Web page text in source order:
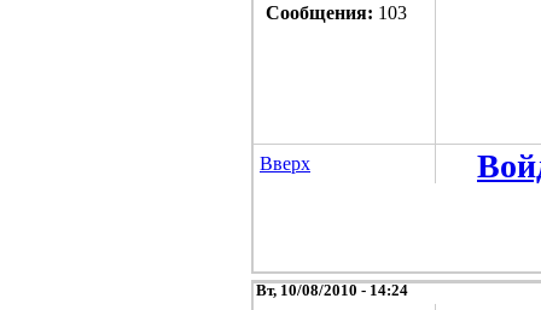
Сообщения: 103
Вверх
Вт, 10/08/2010 - 14:24